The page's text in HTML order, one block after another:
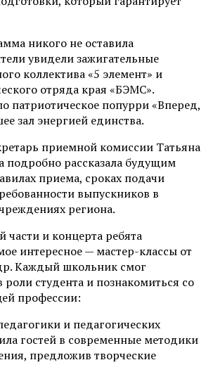
никого не оставила
увидели зажигательные
коллектива «5 элемент» и
отряда края «БЭМС».
патриотическое попурри «Вперед,
зал энергией единства.
приемной комиссии Татьяна
подробно рассказала будущим
приема, сроках подачи
выпускников в
региона.
и концерта ребята
интересное — мастер-классы от
Каждый школьник смог
роли студента и познакомиться со
профессии:
и педагогических
гостей в современные методики
предложив творческие